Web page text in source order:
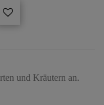
und Kräutern an.